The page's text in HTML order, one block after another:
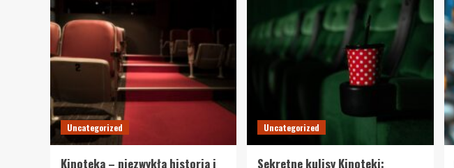
efektowne
farby
odkryj
niezwykłe
możliwości
dekoracji
rewolucja
w
dekoracji
wnętrz
Uncategorized
Kinoteka – niezwykła historia i
Uncategorized
Sekretne kulisy Kinoteki: